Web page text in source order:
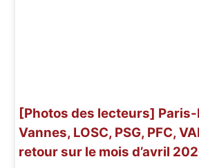
[Photos des lecteurs] Paris-
Vannes, LOSC, PSG, PFC,
retour sur le mois d’avril